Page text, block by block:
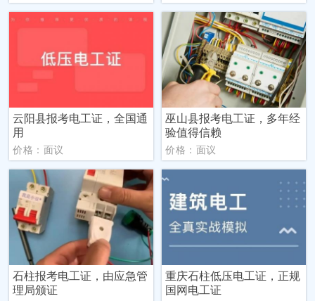
云阳县报考电工证，全国通
用
价格：面议
巫山县报考电工证，多年经
验值得信赖
价格：面议
石柱报考电工证，由应急管
理局颁证
重庆石柱低压电工证，正规
国网电工证